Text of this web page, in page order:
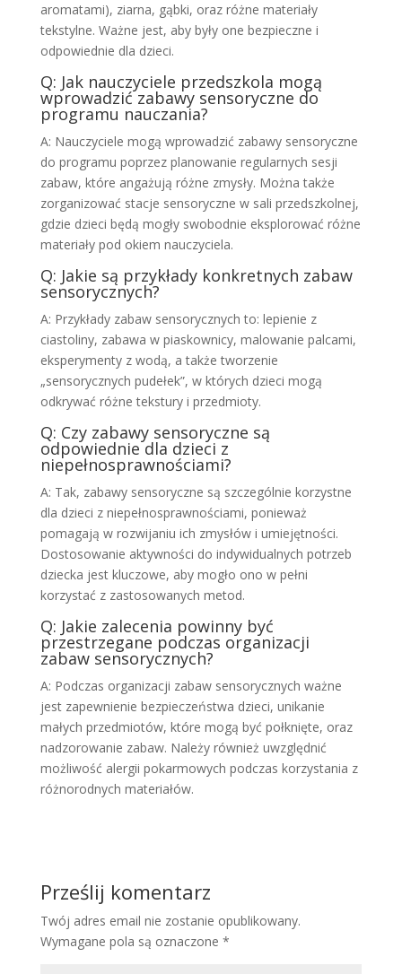
aromatami), ziarna, gąbki, oraz różne materiały
tekstylne. Ważne jest, aby były one bezpieczne i
odpowiednie dla dzieci.
Q: Jak nauczyciele przedszkola mogą
wprowadzić zabawy sensoryczne do
programu nauczania?
A: Nauczyciele mogą wprowadzić zabawy sensoryczne
do programu poprzez planowanie regularnych sesji
zabaw, które angażują różne zmysły. Można także
zorganizować stacje sensoryczne w sali przedszkolnej,
gdzie dzieci będą mogły swobodnie eksplorować różne
materiały pod okiem nauczyciela.
Q: Jakie są przykłady konkretnych zabaw
sensorycznych?
A: Przykłady zabaw sensorycznych to: lepienie z
ciastoliny, zabawa w piaskownicy, malowanie palcami,
eksperymenty z wodą, a także tworzenie
„sensorycznych pudełek”, w których dzieci mogą
odkrywać różne tekstury i przedmioty.
Q: Czy zabawy sensoryczne są
odpowiednie dla dzieci z
niepełnosprawnościami?
A: Tak, zabawy sensoryczne są szczególnie korzystne
dla dzieci z niepełnosprawnościami, ponieważ
pomagają w rozwijaniu ich zmysłów i umiejętności.
Dostosowanie aktywności do indywidualnych potrzeb
dziecka jest kluczowe, aby mogło ono w pełni
korzystać z zastosowanych metod.
Q: Jakie zalecenia powinny być
przestrzegane podczas organizacji
zabaw sensorycznych?
A: Podczas organizacji zabaw sensorycznych ważne
jest zapewnienie bezpieczeństwa dzieci, unikanie
małych przedmiotów, które mogą być połknięte, oraz
nadzorowanie zabaw. Należy również uwzględnić
możliwość alergii pokarmowych podczas korzystania z
różnorodnych materiałów.
Prześlij komentarz
Twój adres email nie zostanie opublikowany.
Wymagane pola są oznaczone *